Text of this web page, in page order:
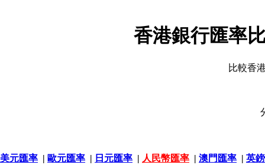
香港銀行匯率
比較香
美元匯率 | 歐元匯率 | 日元匯率 | 人民幣匯率 | 澳門匯率 | 英